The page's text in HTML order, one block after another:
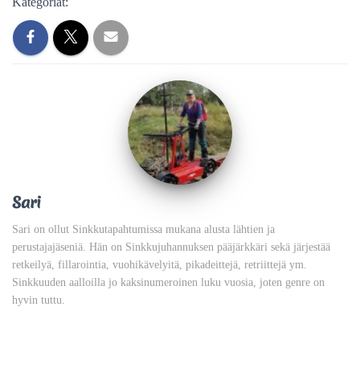
Sari
Sari on ollut Sinkkutapahtumissa mukana alusta lähtien ja
perustajajäseniä. Hän on Sinkkujuhannuksen pääjärkkäri sekä järjestää
retkeilyä, fillarointia, vuohikävelyitä, pikadeittejä, retriittejä ym.
Sinkkuuden aalloilla jo kaksinumeroinen luku vuosia, joten genre on
hyvin tuttu.